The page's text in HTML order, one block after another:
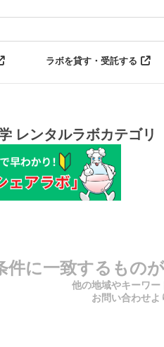
ラボを貸す・受託する
レンタルラボカテゴリ
件に一致するもの
他の地域やキーワー
お問い合わせ